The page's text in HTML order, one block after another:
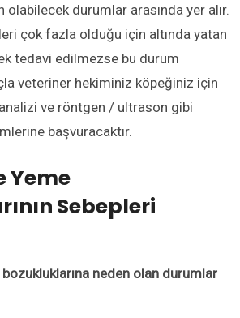
olabilecek durumlar arasında yer alır.
çok fazla olduğu için altında yatan
tedavi edilmezse bu durum
veteriner hekiminiz köpeğiniz için
ve röntgen / ultrason gibi
başvuracaktır.
Yeme
Sebepleri
neden olan durumlar